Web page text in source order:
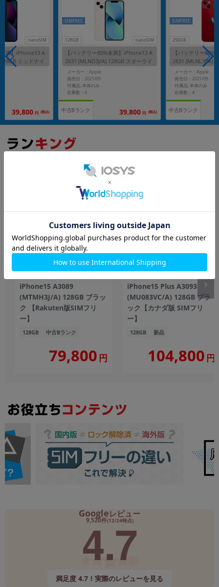
nanoSIM
満】iPhone13 A
ミッドナイ
ー】
39,800 円 (税込)
128GB nanoSIM
SIMFREE
【バッテリー80%未満】iPhone13 A
2631 (MLND3J/A) 128GB スターライ
ト 【国内版SIMフリー】
メーカー：Apple
発売日：2021/09
付属品: 本体のみ
在庫数：4
中古Bランク 39,800 円 (税込)
256GB
SIMFREE
【バッテリー
2631 (MLNL3J/A)
RED 【国内版SIM
メーカー：Apple
発売日：2021/09
付属品: 本体のみ
在庫数：4
中古Bランク
iPhone15 A3089
(MTMH3J/A) 128GB ブラッ
ク 【Rakuten版SIMフリ
ー】
128GB 中古Bランク
79,800 円
iPhone15 Plus A3093
(MU083VC/A) 128GB ブラ
ック【カナダ版 SIMフリ
ー】
128GB 新品
104,800 円
Googleレビュー
9,520件(12/24時点)
4.7
満足度 4.7！実際のレビューを見る